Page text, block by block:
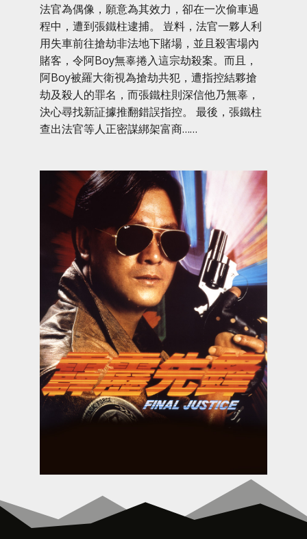
法官為偶像，願意為其效力，卻在一次偷車過
程中，遭到張鐵柱逮捕。 豈料，法官一夥人利
用失車前往搶劫非法地下賭場，並且殺害場內
賭客，令阿Boy無辜捲入這宗劫殺案。而且，
阿Boy被羅大衛視為搶劫共犯，遭指控結夥搶
劫及殺人的罪名，而張鐵柱則深信他乃無辜，
決心尋找新証據推翻錯誤指控。 最後，張鐵柱
查出法官等人正密謀綁架富商……